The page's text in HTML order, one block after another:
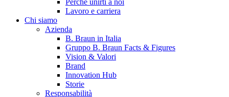
sedi, 4 aziende, più di 700 dipendenti e un Centro di
Eccellenza a livello globale.
Perché unirti a noi
Lavoro e carriera
Chi siamo
Azienda
B. Braun in Italia
Gruppo B. Braun Facts & Figures
Vision & Valori
Brand
Innovation Hub
Storie
Responsabilità